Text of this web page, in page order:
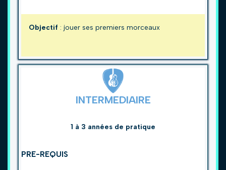
Objectif : jouer ses premiers morceaux
INTERMEDIAIRE
1 à 3 années de pratique
PRE-REQUIS